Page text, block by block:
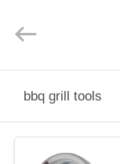
LA
MAISON
Ltd..
Developed
bbq grill tools